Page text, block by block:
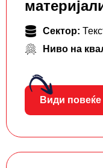
Сектор:
Ниво на
Види повеќе